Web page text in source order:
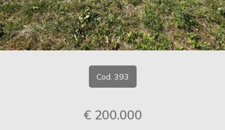
1 / 7
Cod. 393
€ 200.000
CONTATTI
Provincia
Comune